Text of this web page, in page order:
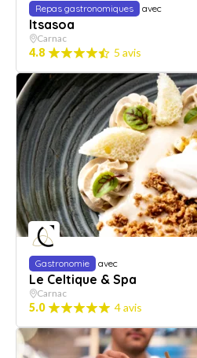
Repas gastronomiques avec
Itsasoa
Carnac
4.8 5 avis
Gastronomie avec
Le Celtique & Spa
Carnac
5.0 4 avis